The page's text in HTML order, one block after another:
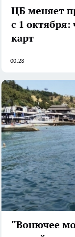
ЦБ меняет
с 1 октября:
карт
00:28
"Вонючее